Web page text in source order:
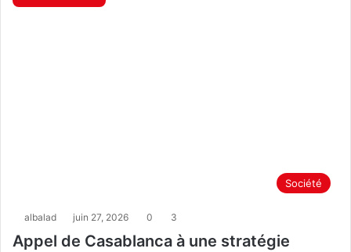
Société
albalad juin 27, 2026 0 3
Appel de Casablanca à une stratégie